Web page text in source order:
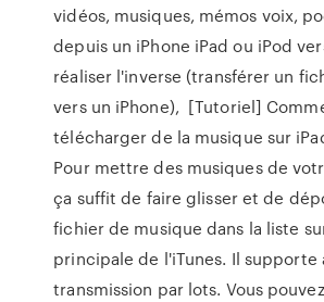
vidéos, musiques, mémos voix,
depuis un iPhone iPad ou iPod
réaliser l'inverse (transférer un
vers un iPhone), [Tutoriel]
télécharger de la musique sur
Pour mettre des musiques de
ça suffit de faire glisser et de
fichier de musique dans la liste
principale de l'iTunes. Il supporte
transmission par lots. Vous